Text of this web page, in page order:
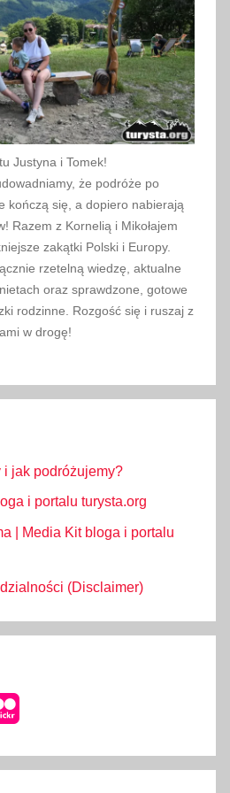
Justyna i Tomek!
że podróże po
kończą się, a dopiero nabierają
Razem z Kornelią i Mikołajem
zakątki Polski i Europy.
rzetelną wiedzę, aktualne
oraz sprawdzone, gotowe
rodzinne. Rozgość się i ruszaj z
w drogę!
i jak podróżujemy?
i portalu turysta.org
| Media Kit bloga i portalu
(Disclaimer)